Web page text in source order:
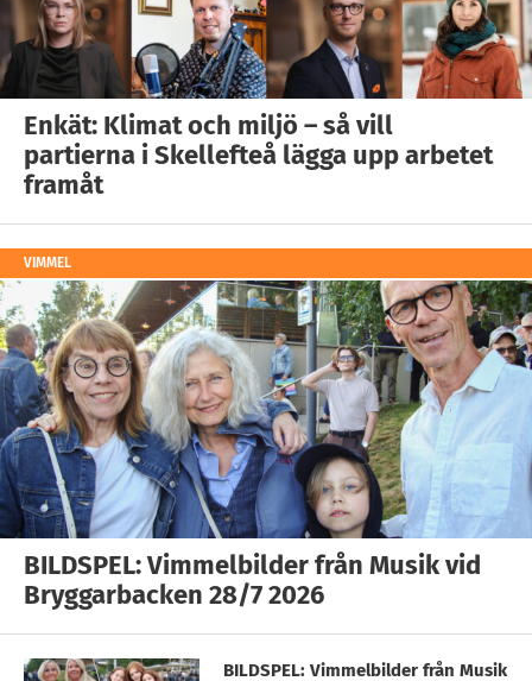
Enkät: Klimat och miljö – så vill
partierna i Skellefteå lägga upp arbetet
framåt
VIMMEL
BILDSPEL: Vimmelbilder från Musik vid
Bryggarbacken 28/7 2026
BILDSPEL: Vimmelbilder från Musik